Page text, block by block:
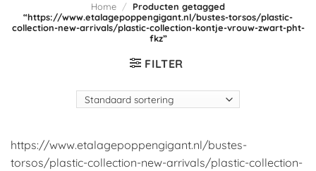
Home / Producten getagged
“https://www.etalagepoppengigant.nl/bustes-torsos/plastic-
collection-new-arrivals/plastic-collection-kontje-vrouw-zwart-pht-
fkz”
FILTER
https://www.etalagepoppengigant.nl/bustes-
torsos/plastic-collection-new-arrivals/plastic-collection-